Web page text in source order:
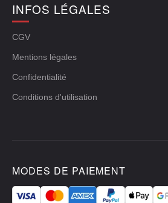
INFOS LÉGALES
CGV
Mentions légales
Confidentialité
Conditions d'utilisation
MODES DE PAIEMENT